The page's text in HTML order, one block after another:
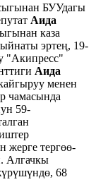
БУУдагы
Аида
каза
эртең, 19-
"Акипресс"
Аида
менен
чамасында
59-
жерге тергөө-
Алгачкы
68